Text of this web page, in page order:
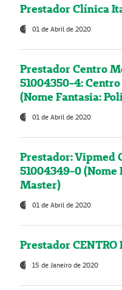
Prestador Clínica
01 de Abril de 2020
Prestador Centro
51004350-4:
(Nome Fantasia:
01 de Abril de 2020
Prestador: Vipmed
51004349-0
Master)
01 de Abril de 2020
Prestador CENTRO
15 de Janeiro de 2020